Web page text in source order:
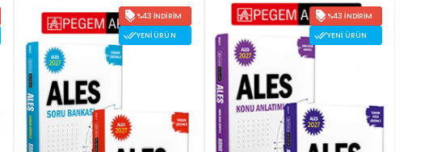
%43 İNDIRIM
YENI ÜRÜN
%43 İNDIRIM
YENI ÜRÜN